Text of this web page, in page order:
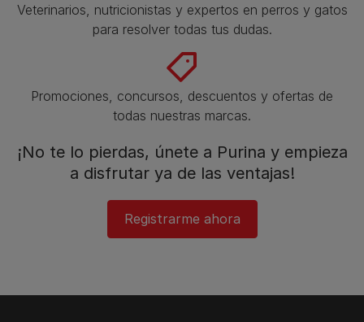
Veterinarios, nutricionistas y expertos en perros y gatos
para resolver todas tus dudas.​
Promociones, concursos, descuentos y ofertas de
todas nuestras marcas.​
¡No te lo pierdas, únete a Purina y empieza
a disfrutar ya de las ventajas!​
Registrarme ahora​